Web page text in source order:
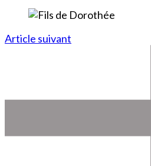
Article suivant